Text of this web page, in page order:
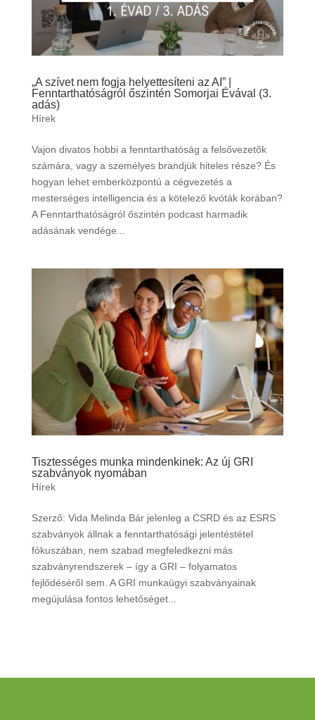
„A szívet nem fogja helyettesíteni az AI” |
Fenntarthatóságról őszintén Somorjai Évával (3.
adás)
Hírek
Vajon divatos hobbi a fenntarthatóság a felsővezetők
számára, vagy a személyes brandjük hiteles része? És
hogyan lehet emberközpontú a cégvezetés a
mesterséges intelligencia és a kötelező kvóták korában?
A Fenntarthatóságról őszintén podcast harmadik
adásának vendége...
Tisztességes munka mindenkinek: Az új GRI
szabványok nyomában
Hírek
Szerző: Vida Melinda Bár jelenleg a CSRD és az ESRS
szabványok állnak a fenntarthatósági jelentéstétel
fókuszában, nem szabad megfeledkezni más
szabványrendszerek – így a GRI – folyamatos
fejlődéséről sem. A GRI munkaügyi szabványainak
megújulása fontos lehetőséget...